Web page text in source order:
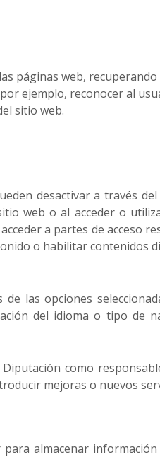
páginas web, recuperando
ejemplo, reconocer al
sitio web.
desactivar a través del
web o al acceder o
a partes de acceso
o habilitar contenidos
las opciones
del idioma o tipo de
como
mejoras o nuevos
almacenar